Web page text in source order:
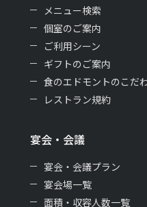
メニュー検索
個室のご案内
ご利用シーン
ギフトのご案内
食のエドモントのこだ
レストラン規約
宴会・会議
宴会・会議プラン
宴会場一覧
面積・収容人数一覧